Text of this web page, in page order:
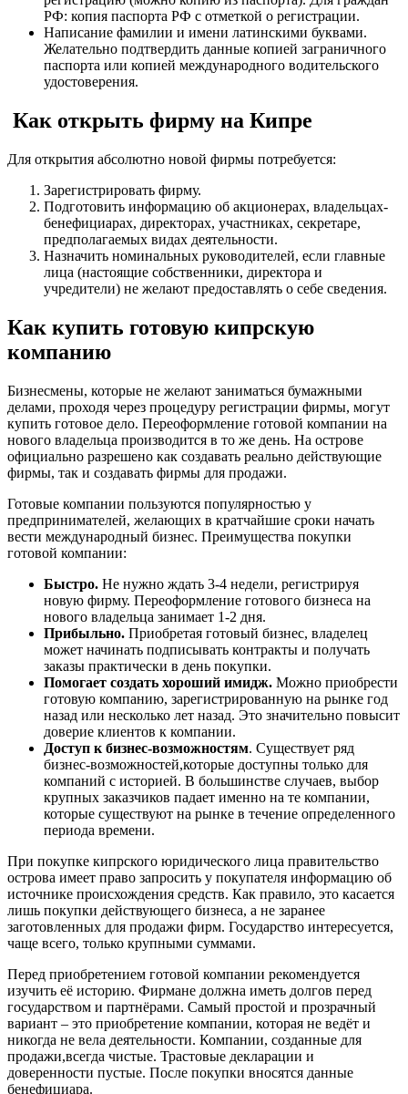
РФ: копия паспорта РФ с отметкой о регистрации.
Написание фамилии и имени латинскими буквами.
Желательно подтвердить данные копией заграничного
паспорта или копией международного водительского
удостоверения.
Как открыть фирму на Кипре
Для открытия абсолютно новой фирмы потребуется:
Зарегистрировать фирму.
Подготовить информацию об акционерах, владельцах-
бенефициарах, директорах, участниках, секретаре,
предполагаемых видах деятельности.
Назначить номинальных руководителей, если главные
лица (настоящие собственники, директора и
учредители) не желают предоставлять о себе сведения.
Как купить готовую кипрскую
компанию
Бизнесмены, которые не желают заниматься бумажными
делами, проходя через процедуру регистрации фирмы, могут
купить готовое дело. Переоформление готовой компании на
нового владельца производится в то же день. На острове
официально разрешено как создавать реально действующие
фирмы, так и создавать фирмы для продажи.
Готовые компании пользуются популярностью у
предпринимателей, желающих в кратчайшие сроки начать
вести международный бизнес. Преимущества покупки
готовой компании:
Быстро. Не нужно ждать 3-4 недели, регистрируя
новую фирму. Переоформление готового бизнеса на
нового владельца занимает 1-2 дня.
Прибыльно. Приобретая готовый бизнес, владелец
может начинать подписывать контракты и получать
заказы практически в день покупки.
Помогает создать хороший имидж. Можно приобрести
готовую компанию, зарегистрированную на рынке год
назад или несколько лет назад. Это значительно повысит
доверие клиентов к компании.
Доступ к бизнес-возможностям. Существует ряд
бизнес-возможностей,которые доступны только для
компаний с историей. В большинстве случаев, выбор
крупных заказчиков падает именно на те компании,
которые существуют на рынке в течение определенного
периода времени.
При покупке кипрского юридического лица правительство
острова имеет право запросить у покупателя информацию об
источнике происхождения средств. Как правило, это касается
лишь покупки действующего бизнеса, а не заранее
заготовленных для продажи фирм. Государство интересуется,
чаще всего, только крупными суммами.
Перед приобретением готовой компании рекомендуется
изучить её историю. Фирмане должна иметь долгов перед
государством и партнёрами. Самый простой и прозрачный
вариант – это приобретение компании, которая не ведёт и
никогда не вела деятельности. Компании, созданные для
продажи,всегда чистые. Трастовые декларации и
доверенности пустые. После покупки вносятся данные
бенефициара.